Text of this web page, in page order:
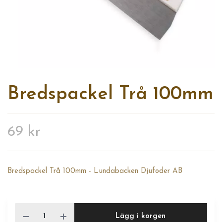
Bredspackel Trå 100mm
69 kr
Bredspackel Trå 100mm - Lundabacken Djufoder AB
Lägg i korgen